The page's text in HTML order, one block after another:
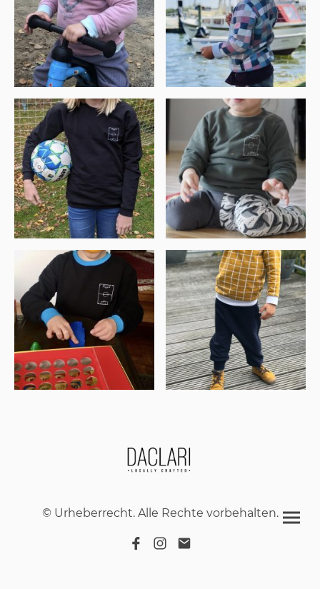
© Urheberrecht. Alle Rechte vorbehalten.